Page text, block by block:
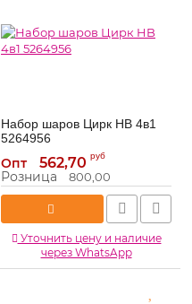
Набор шаров Цирк HB 4в1
5264956
Артикул: 5264956
Опт 562,70 руб
Розница 800,00
Уточнить цену и наличие
через WhatsApp